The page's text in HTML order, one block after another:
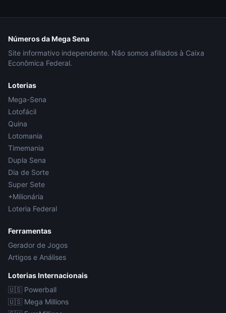
Números da Mega Sena
Site informativo independente. Não somos afiliados à Caixa
Econômica Federal.
Loterias
Mega-Sena
Lotofácil
Quina
Lotomania
Timemania
Dupla Sena
Dia de Sorte
Super Sete
+Milionária
Loteria Federal
Ferramentas
Gerador de Jogos
Artigos e Análises
Loterias Internacionais
🇺🇸 Powerball
🇺🇸 Mega Millions